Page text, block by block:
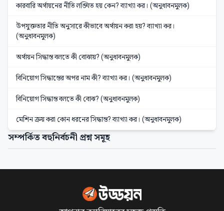
কারবারি অর্থায়নের নীতি লঙ্ঘিত হয় কেন? ব্যাখ্যা কর। (অনুধাবনমুলক)
উপযুক্ততার নীতি অনুসারে কীভাবে অর্থায়ন করা হয়? ব্যাখ্যা কর।
(অনুধাবনমুলক)
অর্থায়ন সিদ্ধান্ত বলতে কী বোঝায়? (অনুধাবনমুলক)
বিনিয়োগ সিদ্ধান্তের অপর নাম কী? ব্যাখ্যা কর। (অনুধাবনমুলক)
বিনিয়োগ সিদ্ধান্ত বলতে কী বোঝ? (অনুধাবনমুলক)
মেশিন ক্রয় করা কোন ধরনের সিদ্ধান্ত? ব্যাখ্যা কর। (অনুধাবনমুলক)
সম্পর্কিত বহুনির্বচনী প্রশ্ন সমূহ